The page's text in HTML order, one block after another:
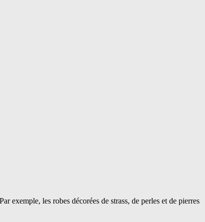
exemple, les robes décorées de strass, de perles et de pierres